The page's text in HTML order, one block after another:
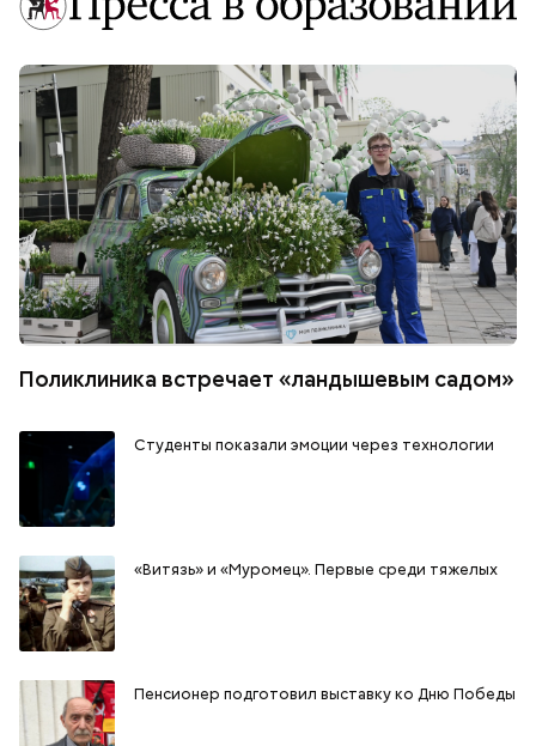
Поликлиника встречает «ландышевым садом»
Студенты показали эмоции через технологии
«Витязь» и «Муромец». Первые среди тяжелых
Пенсионер подготовил выставку ко Дню Победы